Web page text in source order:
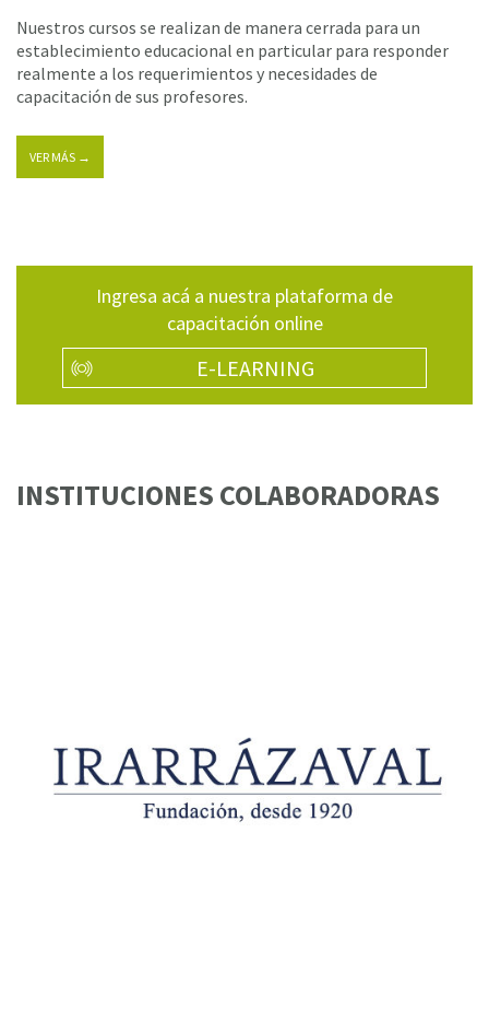
Nuestros cursos se realizan de manera cerrada para un
establecimiento educacional en particular para responder
realmente a los requerimientos y necesidades de
capacitación de sus profesores.
VER MÁS →
Ingresa acá a nuestra plataforma de
capacitación online
E-LEARNING
INSTITUCIONES COLABORADORAS